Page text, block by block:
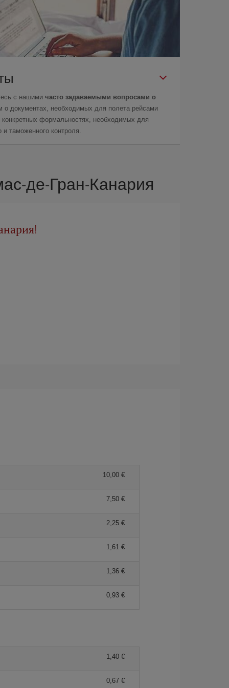
с нашими часто задаваемыми вопросами о
о документах, необходимых для полета рейсами
формальностях, необходимых для
и таможенного контроля.
де-Гран-Канария
10,00 €
7,50 €
2,25 €
1,61 €
1,36 €
0,93 €
1,40 €
0,67 €